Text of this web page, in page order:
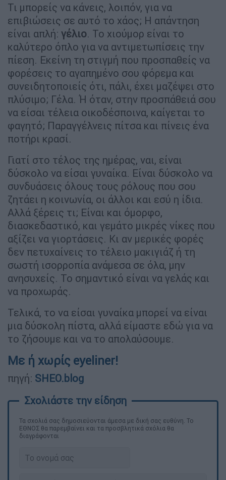
Τι μπορείς να κάνεις, λοιπόν, για να
επιβιώσεις σε αυτό το χάος; Η απάντηση
είναι απλή: γέλιο. Το χιούμορ είναι το
καλύτερο όπλο για να αντιμετωπίσεις την
πίεση. Εκείνη τη στιγμή που προσπαθείς να
φορέσεις το αγαπημένο σου φόρεμα και
συνειδητοποιείς ότι, πάλι, έχει μαζέψει στο
πλύσιμο; Γέλα. Ή όταν, στην προσπάθειά σου
να είσαι τέλεια οικοδέσποινα, καίγεται το
φαγητό; Παραγγέλνεις πίτσα και πίνεις ένα
ποτήρι κρασί.
Γιατί στο τέλος της ημέρας, ναι, είναι
δύσκολο να είσαι γυναίκα. Είναι δύσκολο να
συνδυάσεις όλους τους ρόλους που σου
ζητάει η κοινωνία, οι άλλοι και εσύ η ίδια.
Αλλά ξέρεις τι; Είναι και όμορφο,
διασκεδαστικό, και γεμάτο μικρές νίκες που
αξίζει να γιορτάσεις. Κι αν μερικές φορές
δεν πετυχαίνεις το τέλειο μακιγιάζ ή τη
σωστή ισορροπία ανάμεσα σε όλα, μην
ανησυχείς. Το σημαντικό είναι να γελάς και
να προχωράς.
Τελικά, το να είσαι γυναίκα μπορεί να είναι
μια δύσκολη πίστα, αλλά είμαστε εδώ για να
το ζήσουμε και να το απολαύσουμε.
Με ή χωρίς eyeliner!
πηγή: SHEO.blog
Τα σχολιά σας δημοσιεύονται άμεσα με δική σας ευθύνη. Το
ΕΘΝΟΣ θα παρεμβαίνει και τα προσβλητικά σχόλια θα
διαγράφονται